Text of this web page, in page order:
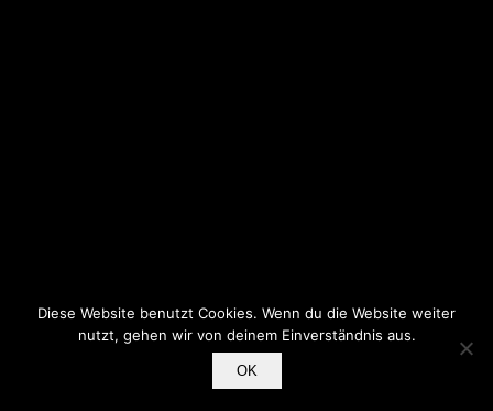
Diese Website benutzt Cookies. Wenn du die Website weiter
nutzt, gehen wir von deinem Einverständnis aus.
OK